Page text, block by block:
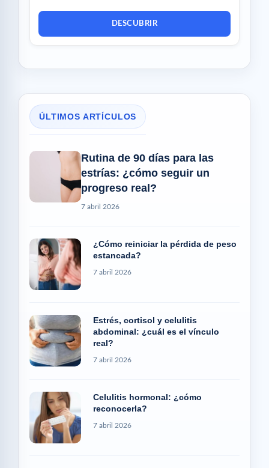
DESCUBRIR
ÚLTIMOS ARTÍCULOS
Rutina de 90 días para las
estrías: ¿cómo seguir un
progreso real?
7 abril 2026
¿Cómo reiniciar la pérdida de peso
estancada?
7 abril 2026
Estrés, cortisol y celulitis
abdominal: ¿cuál es el vínculo
real?
7 abril 2026
Celulitis hormonal: ¿cómo
reconocerla?
7 abril 2026